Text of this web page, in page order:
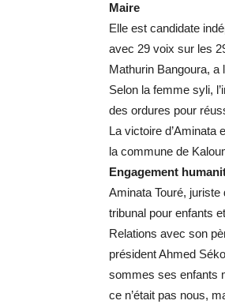
Maire
Elle est candidate
avec 29 voix sur les
Mathurin Bangoura, a
Selon la femme syli,
des ordures pour
La victoire d’Aminata
la commune de
Engagement
Aminata Touré, juriste
tribunal pour enfants
Relations avec son
président Ahmed
sommes ses enfants
ce n’était pas nous,